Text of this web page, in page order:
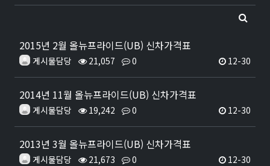
2015년 2월 올뉴프라이드(UB) 신차가격표
게시물담당 21,057 0 12-30
2014년 11월 올뉴프라이드(UB) 신차가격표
게시물담당 19,242 0 12-30
2013년 3월 올뉴프라이드(UB) 신차가격표
게시물담당 21,673 0 12-30